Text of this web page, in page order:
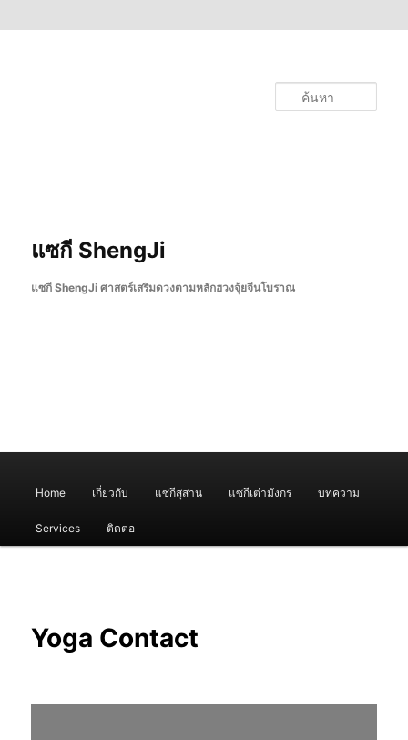
แซกี ShengJi
แซกี ShengJi ศาสตร์เสริมดวงตามหลักฮวงจุ้ยจีนโบราณ
หลักHome เกี่ยวกับ แซกีสุสาน แซกีเต่ามังกร บทความ
Services ติดต่อ
Yoga Contact